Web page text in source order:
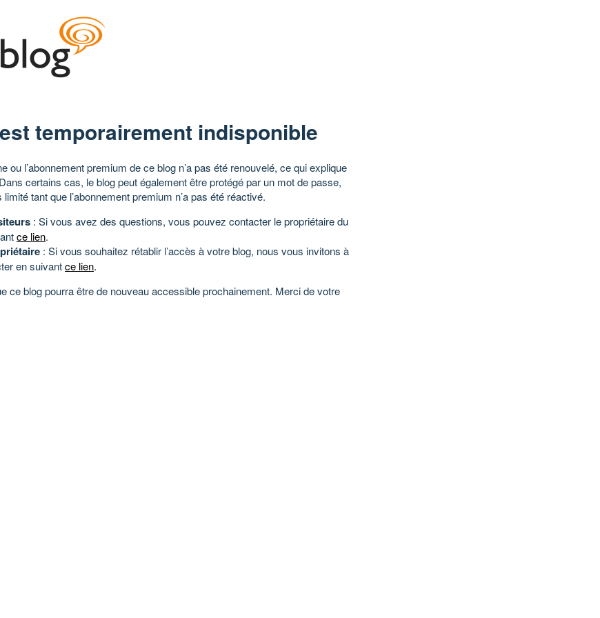
temporairement indisponible
ou l’abonnement premium de ce blog n’a pas été renouvelé, ce qui explique
certains cas, le blog peut également être protégé par un mot de passe,
tant que l’abonnement premium n’a pas été réactivé.
: Si vous avez des questions, vous pouvez contacter le propriétaire du
ce lien.
: Si vous souhaitez rétablir l’accès à votre blog, nous vous invitons à
en suivantce lien.
ce blog pourra être de nouveau accessible prochainement. Merci de votre